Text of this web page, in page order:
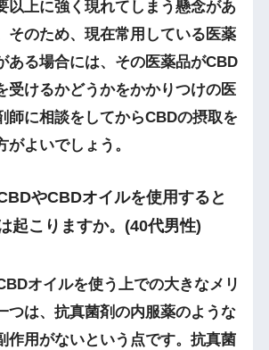
以上に強く現れてしまう懸念があ
そのため、現在常用している医薬
ある場合には、その医薬品がCBD
受けるかどうかをかかりつけの医
師に相談をしてからCBDの摂取を
がよいでしょう。
やCBDオイルを使用すると
起こりますか。(40代男性)
オイルを使う上での大きなメリ
つは、抗真菌剤の内服薬のような
作用がないという点です。抗真菌